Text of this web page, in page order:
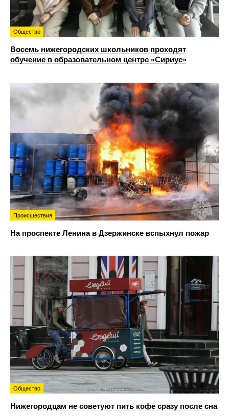
Общество
Восемь нижегородских школьников проходят
обучение в образовательном центре «Сириус»
Происшествия
На проспекте Ленина в Дзержинске вспыхнул пожар
Общество
Нижегородцам не советуют пить кофе сразу после сна